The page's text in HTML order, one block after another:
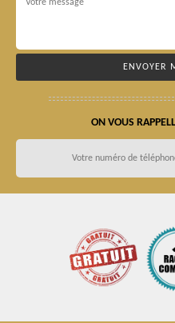
ON VOUS